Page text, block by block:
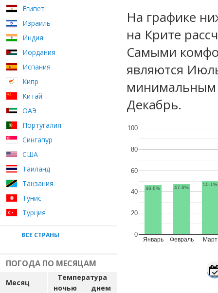
Египет
Израиль
Индия
Иордания
Испания
Кипр
Китай
ОАЭ
Португалия
Сингапур
США
Таиланд
Танзания
Тунис
Турция
ВСЕ СТРАНЫ
ПОГОДА ПО МЕСЯЦАМ
Месяц
Температура
ночью
днем
На графике
на Крите
Самыми
являются
минимальным
Декабрь.
Январь Февраль Март
0
20
40
60
80
100
46.6% 47.6%
50.1%